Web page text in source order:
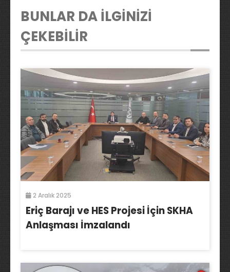
BUNLAR DA İLGİNİZİ
ÇEKEBİLİR
2 Aralık 2025
Eriç Barajı ve HES Projesi İçin SKHA
Anlaşması İmzalandı